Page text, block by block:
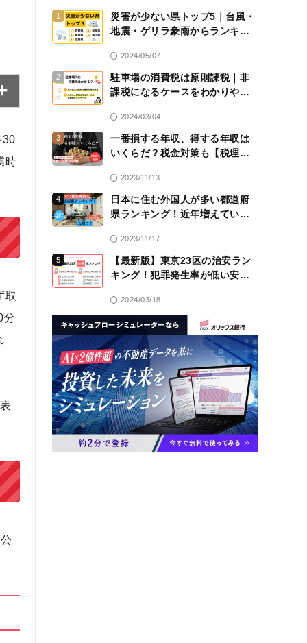
30
時
取
分
1
災害が少ない県トップ5｜台風・
地震・ゲリラ豪雨からランキン
2024/05/07
2
駐車場の消費税は原則課税｜非
課税になるケースをわかりやす
2024/03/04
3
一番損する年収、得する年収は
いくらだ？税金対策も【税理士
2023/11/13
4
日本に住む外国人が多い都道府
県ランキング！近年増えている
2023/11/17
5
【最新版】東京23区の治安ラン
キング！犯罪発生率が低い安全
2024/03/18